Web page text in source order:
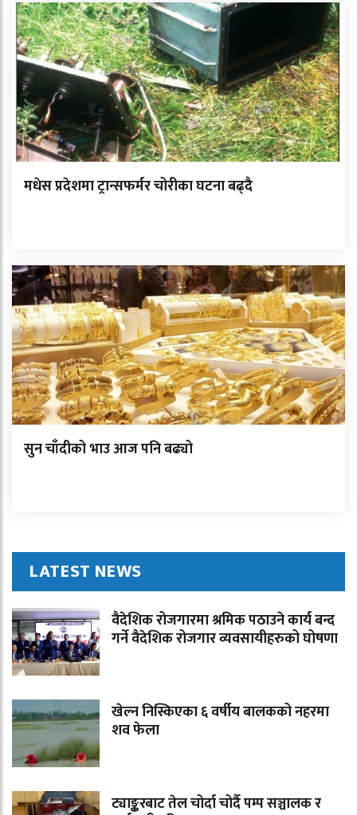
मधेस प्रदेशमा ट्रान्सफर्मर चोरीका घटना बढ्दै
सुन चाँदीको भाउ आज पनि बढ्यो
LATEST NEWS
वैदेशिक रोजगारमा श्रमिक पठाउने कार्य बन्द
गर्ने वैदेशिक रोजगार व्यवसायीहरुको घोषणा
खेल्न निस्किएका ६ वर्षीय बालकको नहरमा
शव फेला
ट्याङ्करबाट तेल चोर्दा चोर्दै पम्प सञ्चालक र